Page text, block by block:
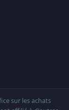
sur les achats